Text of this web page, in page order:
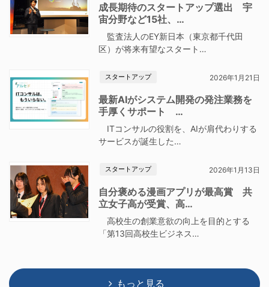
成長期待のスタートアップ選出 宇
宙分野など15社、…
監査法人のEY新日本（東京都千代田
区）が将来有望なスタート…
スタートアップ 2026年1月21日
最新AIがシステム開発の発注業務を
手厚くサポート …
ITコンサルの役割を、AIが肩代わりする
サービスが誕生した…
スタートアップ 2026年1月13日
自分褒める漫画アプリが最高賞 共
立女子高が受賞、高…
高校生の創業意欲の向上を目的とする
「第13回高校生ビジネス…
もっと見る